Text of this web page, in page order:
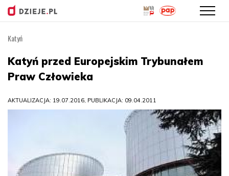
treści
Katyń
Katyń przed Europejskim Trybunałem
Praw Człowieka
AKTUALIZACJA: 19.07.2016, PUBLIKACJA: 09.04.2011